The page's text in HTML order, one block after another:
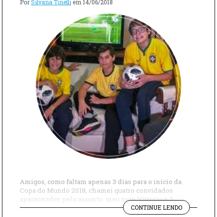
PorSilvana Tinelli em 14/06/2018
Amigos, como faltam apenas 3 dias para o início da
Copa do Mundo 2018, chamei quatro convidados
apaixonados pelo assunto: meu neto Vittorio e 3
amigos dele, o Danilo Salama, o Bruno Scassa e o Max
CONTINUE LENDO"FAÇAM